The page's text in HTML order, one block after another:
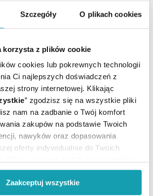
Szczegóły O plikach cookies
korzysta z plików cookie
cookies lub pokrewnych technologii
Ci najlepszych doświadczeń z
strony internetowej. Klikając
” zgodzisz się na wszystkie pliki
nam na zadbanie o Twój komfort
zakupów na podstawie Twoich
nawyków oraz dopasowania
oferty indywidualnie do Twoich
działania Portalu oraz jego
W zależności od funkcji, dane o tym jak
Zaakceptuj wszystkie
u dzieci i dorosłych wiąże się przede
kaszlem. Jakie są domowe
sobie z zapaleniem oskrzeli? Jak
CZYTAJ DALEJ